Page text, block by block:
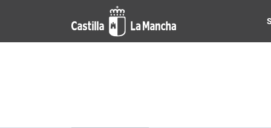
Pasar al contenido principal
Noticias de la región de